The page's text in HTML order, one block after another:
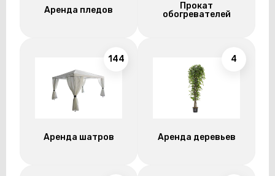
Аренда пледов
Прокат
обогревателей
144
Аренда шатров
4
Аренда деревьев